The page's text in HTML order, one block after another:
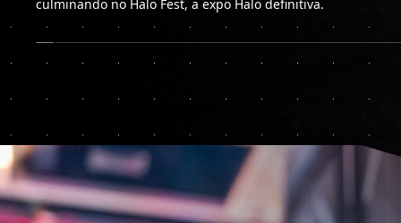
culminando no Halo Fest, a expo Halo definitiva.